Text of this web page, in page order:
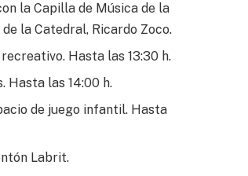
la Capilla de Música de la
la Catedral, Ricardo Zoco.
Hasta las 13:30 h.
Hasta las 14:00 h.
de juego infantil. Hasta
Labrit.